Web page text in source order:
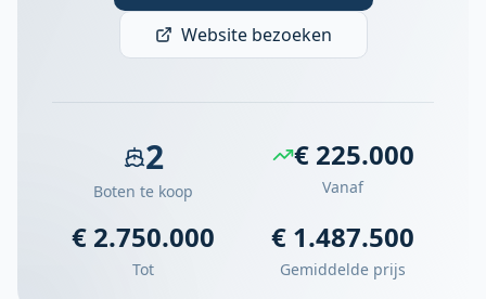
Website bezoeken
2
Boten te koop
€ 225.000
Vanaf
€ 2.750.000
Tot
€ 1.487.500
Gemiddelde prijs